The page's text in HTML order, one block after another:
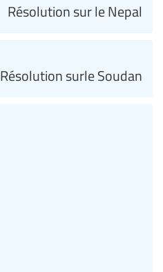
Résolution sur le Nepal
Résolution surle Soudan